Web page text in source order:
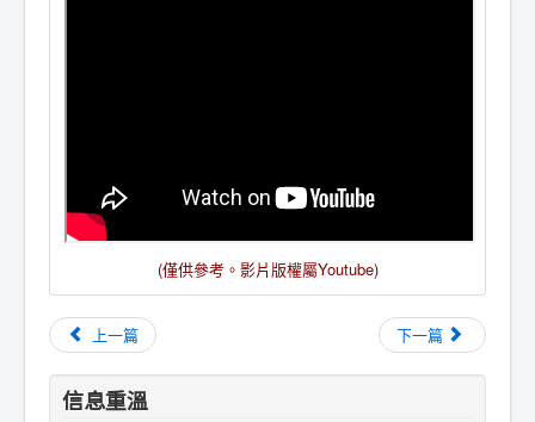
(僅供參考。影片版權屬Youtube)
上一篇 下一篇
信息重溫